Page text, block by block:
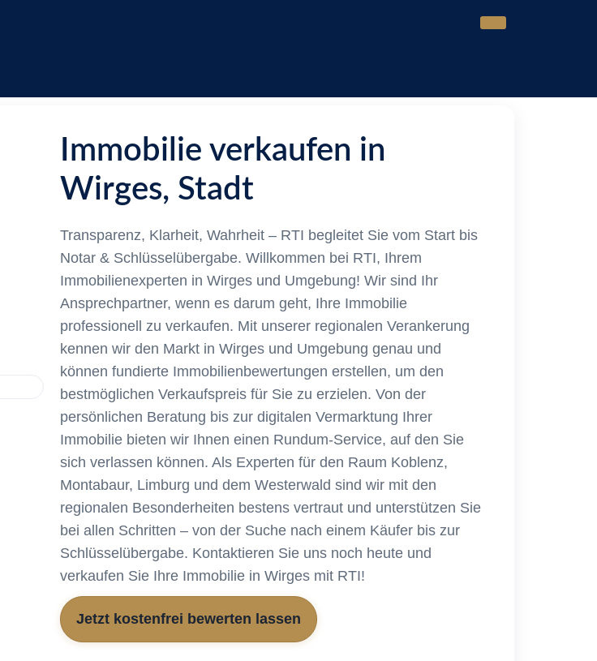
Immobilie verkaufen in
Wirges, Stadt
Transparenz, Klarheit, Wahrheit – RTI begleitet Sie vom Start bis
Notar & Schlüsselübergabe. Willkommen bei RTI, Ihrem
Immobilienexperten in Wirges und Umgebung! Wir sind Ihr
Ansprechpartner, wenn es darum geht, Ihre Immobilie
professionell zu verkaufen. Mit unserer regionalen Verankerung
kennen wir den Markt in Wirges und Umgebung genau und
können fundierte Immobilienbewertungen erstellen, um den
bestmöglichen Verkaufspreis für Sie zu erzielen. Von der
persönlichen Beratung bis zur digitalen Vermarktung Ihrer
Immobilie bieten wir Ihnen einen Rundum-Service, auf den Sie
sich verlassen können. Als Experten für den Raum Koblenz,
Montabaur, Limburg und dem Westerwald sind wir mit den
regionalen Besonderheiten bestens vertraut und unterstützen Sie
bei allen Schritten – von der Suche nach einem Käufer bis zur
Schlüsselübergabe. Kontaktieren Sie uns noch heute und
verkaufen Sie Ihre Immobilie in Wirges mit RTI!
Jetzt kostenfrei bewerten lassen